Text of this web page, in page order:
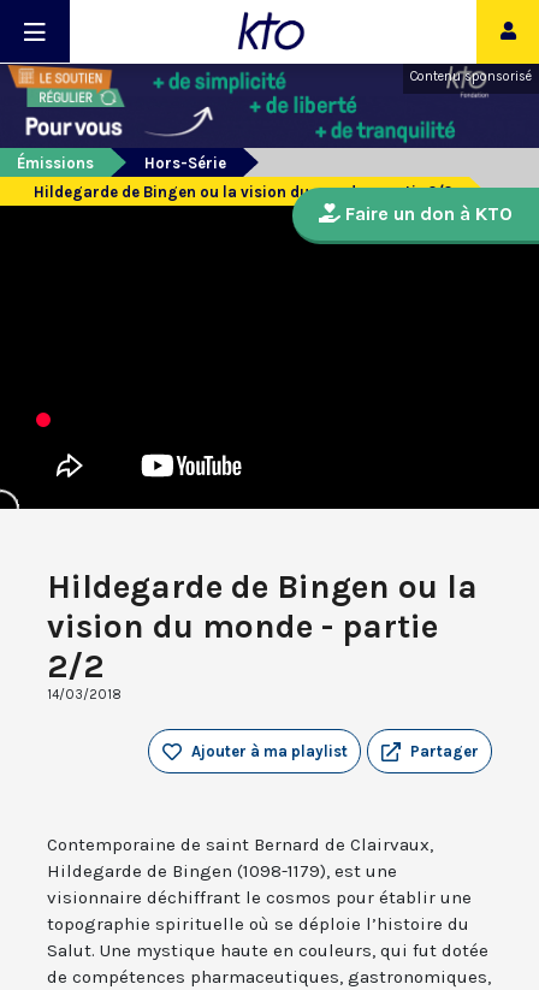
Contenu sponsorisé
Émissions
Hors-Série
Hildegarde de Bingen ou la vision du monde - partie 2/2
Hildegarde de Bingen ou la
vision du monde - partie
2/2
14/03/2018
Partager
Ajouter à ma playlist
Contemporaine de saint Bernard de Clairvaux,
Hildegarde de Bingen (1098-1179), est une
visionnaire déchiffrant le cosmos pour établir une
topographie spirituelle où se déploie l’histoire du
Salut. Une mystique haute en couleurs, qui fut dotée
de compétences pharmaceutiques, gastronomiques,
Faire un don à KTO